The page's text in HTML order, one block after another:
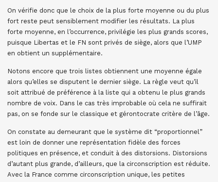
On vérifie donc que le choix de la plus forte moyenne ou du plus
fort reste peut sensiblement modifier les résultats. La plus
forte moyenne, en l’occurrence, privilégie les plus grands scores,
puisque Libertas et le FN sont privés de siège, alors que l’UMP
en obtient un supplémentaire.
Notons encore que trois listes obtiennent une moyenne égale
alors qu’elles se disputent le dernier siège. La règle veut qu’il
soit attribué de préférence à la liste qui a obtenu le plus grands
nombre de voix. Dans le cas très improbable où cela ne suffirait
pas, on se fonde sur le classique et gérontocrate critère de l’âge.
On constate au demeurant que le système dit “proportionnel”
est loin de donner une représentation fidèle des forces
politiques en présence, et conduit à des distorsions. Distorsions
d’autant plus grande, d’ailleurs, que la circonscription est réduite.
Avec la France comme circonscription unique, les petites